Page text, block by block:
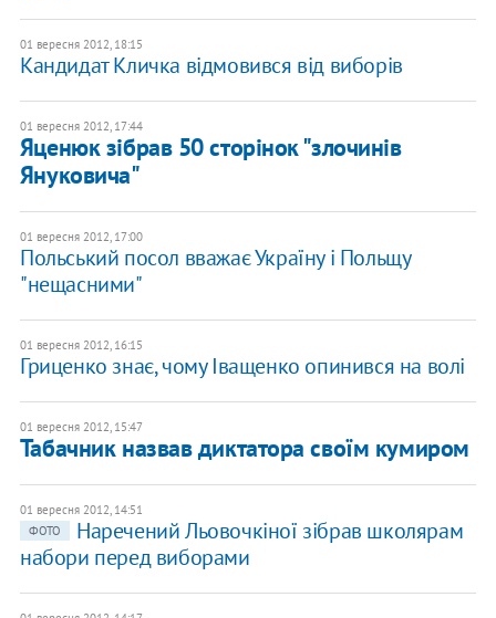
01 вересня 2012, 18:15
Кандидат Кличка відмовився від виборів
01 вересня 2012, 17:44
Яценюк зібрав 50 сторінок "злочинів
Януковича"
01 вересня 2012, 17:00
Польський посол вважає Україну і Польщу
"нещасними"
01 вересня 2012, 16:15
Гриценко знає, чому Іващенко опинився на волі
01 вересня 2012, 15:47
Табачник назвав диктатора своїм кумиром
01 вересня 2012, 14:51
ФОТО
Наречений Льовочкіної зібрав школярам
набори перед виборами